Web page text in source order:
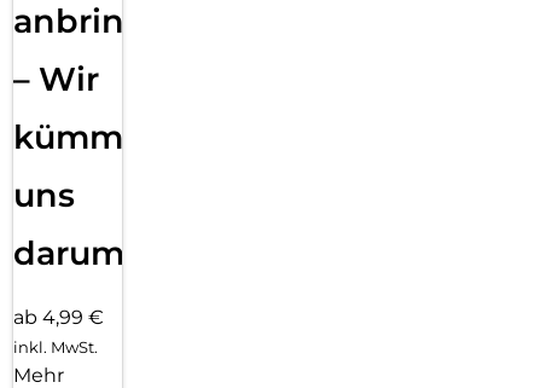
anbringen
– Wir
kümmern
uns
darum!
ab 4,99 €
inkl. MwSt.
Mehr